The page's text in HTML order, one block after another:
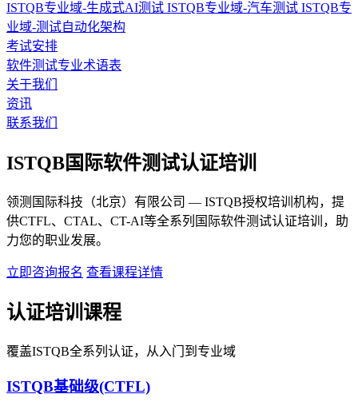
ISTQB专业域-生成式AI测试 ISTQB专业域-汽车测试 ISTQB专
业域-测试自动化架构
考试安排
软件测试专业术语表
关于我们
资讯
联系我们
ISTQB国际软件测试认证培训
领测国际科技（北京）有限公司 — ISTQB授权培训机构，提
供CTFL、CTAL、CT-AI等全系列国际软件测试认证培训，助
力您的职业发展。
立即咨询报名 查看课程详情
认证培训课程
覆盖ISTQB全系列认证，从入门到专业域
ISTQB基础级(CTFL)